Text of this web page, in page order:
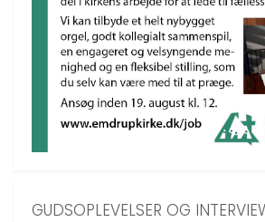
GUDSOPLEVELSER OG